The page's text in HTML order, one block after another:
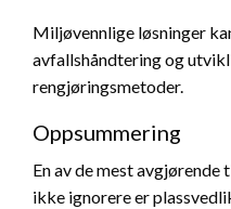
Miljøvennlige løsninger
avfallshåndtering og
rengjøringsmetoder.
Oppsummering
En av de mest
ikke ignorere er